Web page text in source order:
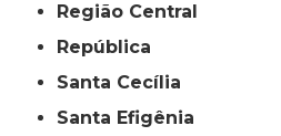
Região Central
República
Santa Cecília
Santa Efigênia